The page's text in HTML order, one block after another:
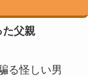
た父親
る怪しい男